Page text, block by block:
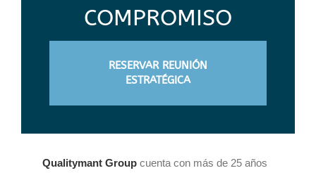
COMPROMISO
RESERVAR REUNIÓN
ESTRATÉGICA
Qualitymant Group cuenta con más de 25 años